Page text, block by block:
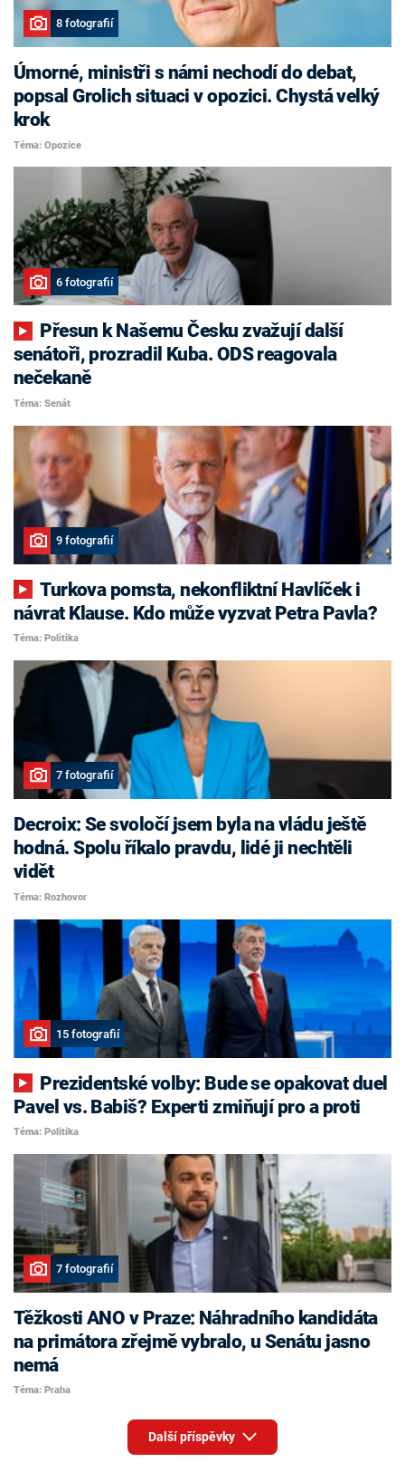
8 fotografií
Úmorné, ministři s námi nechodí do debat,
popsal Grolich situaci v opozici. Chystá velký
krok
Téma: Opozice
6 fotografií
senátoři, prozradil Kuba. ODS reagovala
nečekaně
Téma: Senát
9 fotografií
Turkova pomsta, nekonfliktní Havlíček i
návrat Klause. Kdo může vyzvat Petra Pavla?
Téma: Politika
7 fotografií
Decroix: Se svoločí jsem byla na vládu ještě
hodná. Spolu říkalo pravdu, lidé ji nechtěli
vidět
Téma: Rozhovor
15 fotografií
Pavel vs. Babiš? Experti zmiňují pro a proti
Téma: Politika
7 fotografií
Těžkosti ANO v Praze: Náhradního kandidáta
na primátora zřejmě vybralo, u Senátu jasno
nemá
Téma: Praha
Další příspěvky